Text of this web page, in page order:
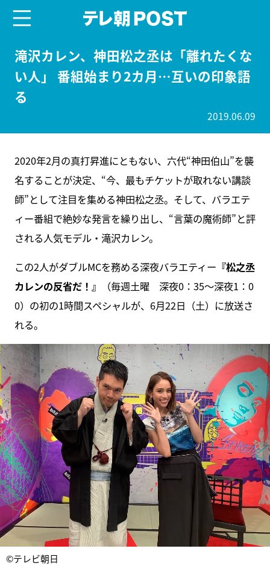
滝沢カレン、神田松之丞は「離れたくな
い人」 番組始まり2カ月…互いの印象語
る
2019.06.09
2020年2月の真打昇進にともない、六代“神田伯山”を襲
名することが決定、“今、最もチケットが取れない講談
師”として注目を集める神田松之丞。そして、バラエテ
ィー番組で絶妙な発言を繰り出し、“言葉の魔術師”と評
される人気モデル・滝沢カレン。
この2人がダブルMCを務める深夜バラエティー 『松之丞
カレンの反省だ！』
（毎週土曜 深夜0：35～深夜1：0
0）の初の1時間スペシャルが、6月22日（土）に放送さ
れる。
©テレビ朝日